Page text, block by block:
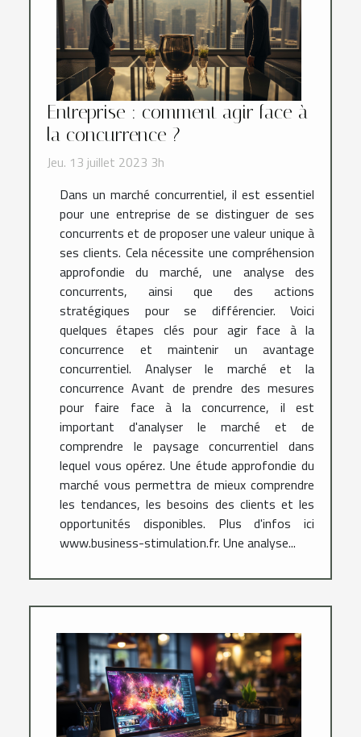
Entreprise : comment agir face à
la concurrence ?
Jeu. 13 juillet 2023 3h
Dans un marché concurrentiel, il est essentiel
pour une entreprise de se distinguer de ses
concurrents et de proposer une valeur unique à
ses clients. Cela nécessite une compréhension
approfondie du marché, une analyse des
concurrents, ainsi que des actions
stratégiques pour se différencier. Voici
quelques étapes clés pour agir face à la
concurrence et maintenir un avantage
concurrentiel. Analyser le marché et la
concurrence Avant de prendre des mesures
pour faire face à la concurrence, il est
important d'analyser le marché et de
comprendre le paysage concurrentiel dans
lequel vous opérez. Une étude approfondie du
marché vous permettra de mieux comprendre
les tendances, les besoins des clients et les
opportunités disponibles. Plus d'infos ici
www.business-stimulation.fr. Une analyse...